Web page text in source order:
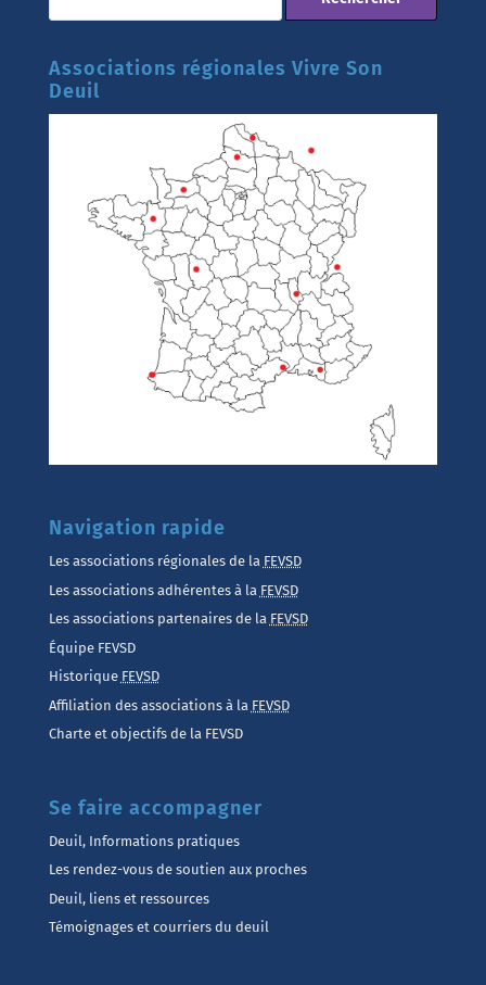
Associations régionales Vivre Son
Deuil
Navigation rapide
Les associations régionales de la FEVSD
Les associations adhérentes à la FEVSD
Les associations partenaires de la FEVSD
Équipe FEVSD
Historique FEVSD
Affiliation des associations à la FEVSD
Charte et objectifs de la FEVSD
Se faire accompagner
Deuil, Informations pratiques
Les rendez-vous de soutien aux proches
Deuil, liens et ressources
Témoignages et courriers du deuil